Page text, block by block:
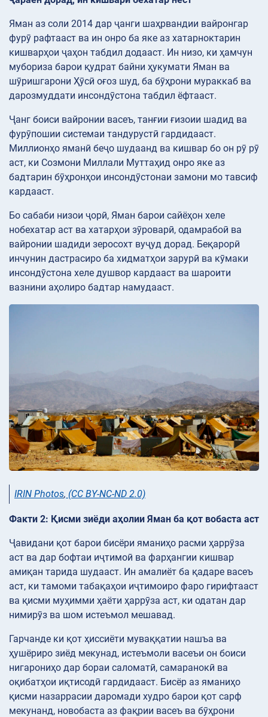
Яман аз соли 2014 дар ҷанги шаҳрвандии вайронгар
фурӯ рафтааст ва ин онро ба яке аз хатарноктарин
кишварҳои ҷаҳон табдил додааст. Ин низо, ки ҳамчун
мубориза барои қудрат байни ҳукумати Яман ва
шӯришгарони Ҳӯсӣ оғоз шуд, ба бӯҳрони мураккаб ва
дарозмуддати инсондӯстона табдил ёфтааст.
Ҷанг боиси вайронии васеъ, танғии ғизоии шадид ва
фурӯпошии системаи тандурустӣ гардидааст.
Миллионҳо яманӣ беҷо шудаанд ва кишвар бо он рӯ рӯ
аст, ки Созмони Миллали Муттаҳид онро яке аз
бадтарин бӯҳронҳои инсондӯстонаи замони мо тавсиф
кардааст.
Бо сабаби низои ҷорӣ, Яман барои сайёҳон хеле
нобехатар аст ва хатарҳои зӯроварӣ, одамрабоӣ ва
вайронии шадиди зеросохт вуҷуд дорад. Беқарорӣ
инчунин дастрасиро ба хидматҳои зарурӣ ва кӯмаки
инсондӯстона хеле душвор кардааст ва шароити
вазнини аҳолиро бадтар намудааст.
IRIN Photos, (CC BY-NC-ND 2.0)
Факти 2: Қисми зиёди аҳолии Яман ба қот вобаста аст
Ҷавидани қот барои бисёри яманиҳо расми ҳаррӯза
аст ва дар бофтаи иҷтимоӣ ва фарҳангии кишвар
амиқан тарида шудааст. Ин амалиёт ба қадаре васеъ
аст, ки тамоми табақаҳои иҷтимоиро фаро гирифтааст
ва қисми муҳимми ҳаёти ҳаррӯза аст, ки одатан дар
нимирӯз ва шом истеъмол мешавад.
Гарчанде ки қот ҳиссиёти муваққатии нашъа ва
ҳушёриро зиёд мекунад, истеъмоли васеъи он боиси
нигарониҳо дар бораи саломатӣ, самаранокӣ ва
оқибатҳои иқтисодӣ гардидааст. Бисёр аз яманиҳо
қисми назаррасии даромади худро барои қот сарф
мекунанд, новобаста аз фақрии васеъ ва бӯҳрони